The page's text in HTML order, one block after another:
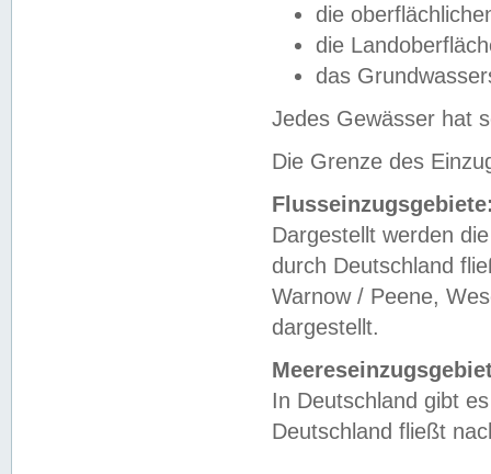
die
die
das
Jedes Gewässer hat
Die Grenze des
Dargestellt werden
durch Deutschland
Warnow / Peene,
dargestellt.
In Deutschland gibt
Deutschland fließt